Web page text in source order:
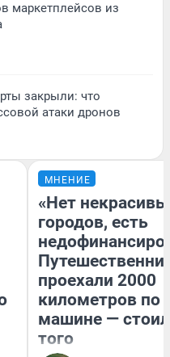
маркетплейсов из
закрыли: что
атаки дронов
МНЕНИЕ
«Нет
городов, есть
проехали 2000
километров по
машине —
того